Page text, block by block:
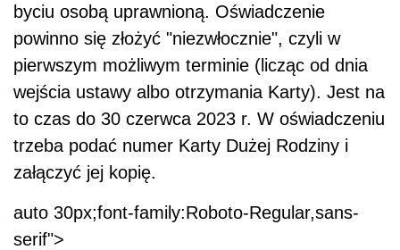
byciu osobą uprawnioną. Oświadczenie
powinno się złożyć "niezwłocznie", czyli w
pierwszym możliwym terminie (licząc od dnia
wejścia ustawy albo otrzymania Karty). Jest na
to czas do 30 czerwca 2023 r. W oświadczeniu
trzeba podać numer Karty Dużej Rodziny i
załączyć jej kopię.
auto 30px;font-family:Roboto-Regular,sans-
serif">